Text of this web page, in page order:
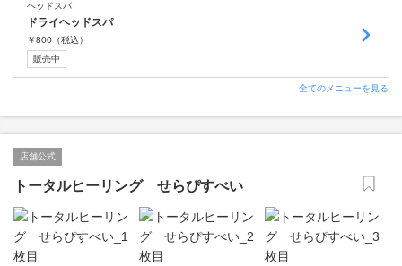
ヘッドスパ
ドライヘッドスパ
￥800 （税込）
販売中
全てのメニューを見る
店舗公式
トータルヒーリング せらぴすべい